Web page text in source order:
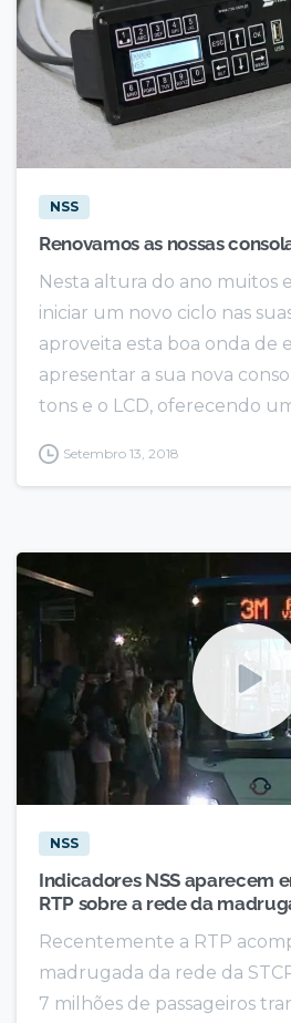
NSS
Renovamos as nossas
Nesta altura do ano muitos
iniciar um novo ciclo nas
aproveita esta boa onda de
apresentar a sua nova
tons e o LCD, oferecendo
Setembro 13, 2018
NSS
Indicadores NSS aparecem
RTP sobre a rede da
Recentemente a RTP
madrugada da rede da
7 milhões de passageiros